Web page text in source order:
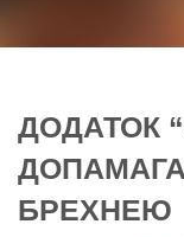
ДОДАТОК
БРЕХНЕЮ